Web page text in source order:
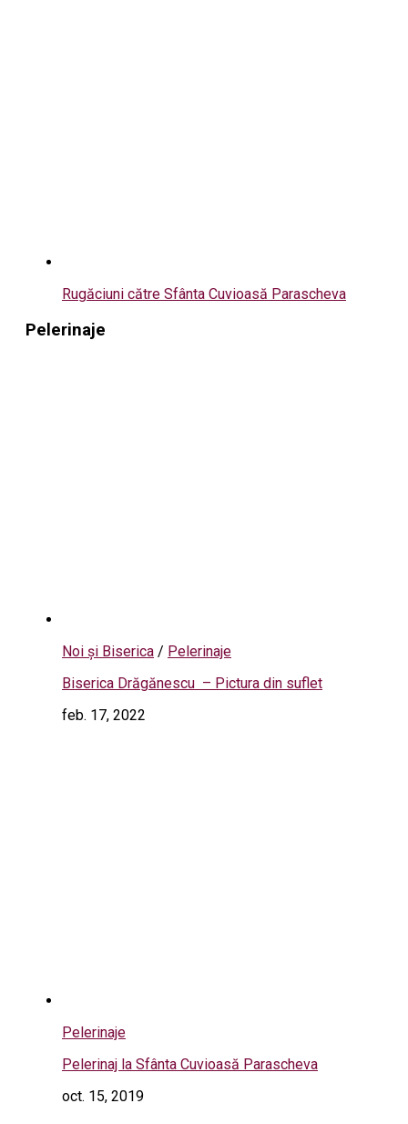
Rugăciuni către Sfânta Cuvioasă Parascheva
Pelerinaje
Noi și Biserica / Pelerinaje
Biserica Drăgănescu – Pictura din suflet
feb. 17, 2022
Pelerinaje
Pelerinaj la Sfânta Cuvioasă Parascheva
oct. 15, 2019